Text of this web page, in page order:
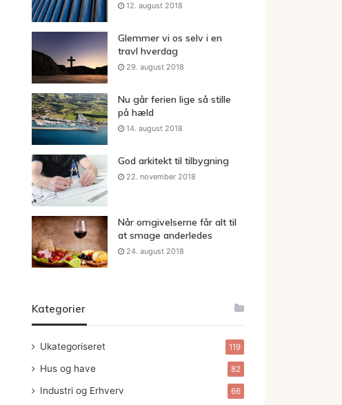
12. august 2018
Glemmer vi os selv i en
travl hverdag
29. august 2018
Nu går ferien lige så stille
på hæld
14. august 2018
God arkitekt til tilbygning
22. november 2018
Når omgivelserne får alt til
at smage anderledes
24. august 2018
Kategorier
Ukategoriseret 119
Hus og have 82
Industri og Erhverv 66